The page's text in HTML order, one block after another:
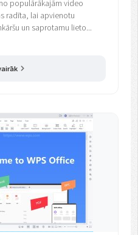
populārākajām video
radīta, lai apvienotu
un saprotamu lieto...